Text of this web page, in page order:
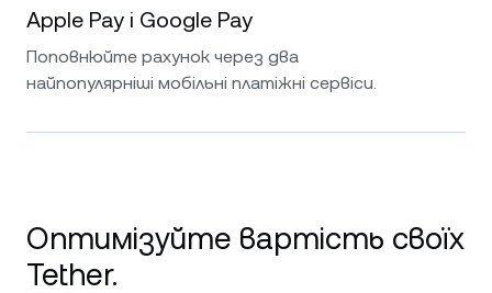
Apple Pay і Google Pay
Поповнюйте рахунок через два
найпопулярніші мобільні платіжні сервіси.
Оптимізуйте вартість своїх
Tether.